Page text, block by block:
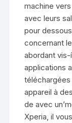
machine
avec leurs
pour
concernant
abordant
applications
téléchargées
appareil à
de avec
Xperia, il